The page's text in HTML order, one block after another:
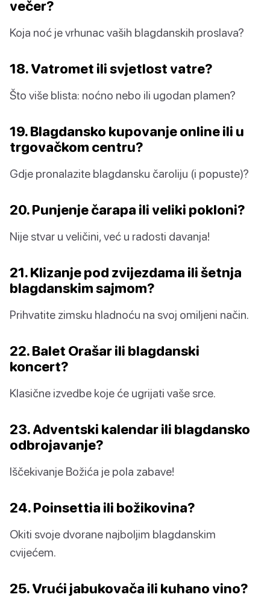
večer?
Koja noć je vrhunac vaših blagdanskih proslava?
18. Vatromet ili svjetlost vatre?
Što više blista: noćno nebo ili ugodan plamen?
19. Blagdansko kupovanje online ili u
trgovačkom centru?
Gdje pronalazite blagdansku čaroliju (i popuste)?
20. Punjenje čarapa ili veliki pokloni?
Nije stvar u veličini, već u radosti davanja!
21. Klizanje pod zvijezdama ili šetnja
blagdanskim sajmom?
Prihvatite zimsku hladnoću na svoj omiljeni način.
22. Balet Orašar ili blagdanski
koncert?
Klasične izvedbe koje će ugrijati vaše srce.
23. Adventski kalendar ili blagdansko
odbrojavanje?
Iščekivanje Božića je pola zabave!
24. Poinsettia ili božikovina?
Okiti svoje dvorane najboljim blagdanskim
cvijećem.
25. Vrući jabukovača ili kuhano vino?